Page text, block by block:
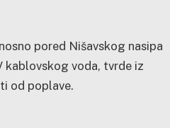
pored Nišavskog nasipa
kablovskog voda, tvrde iz
od poplave.